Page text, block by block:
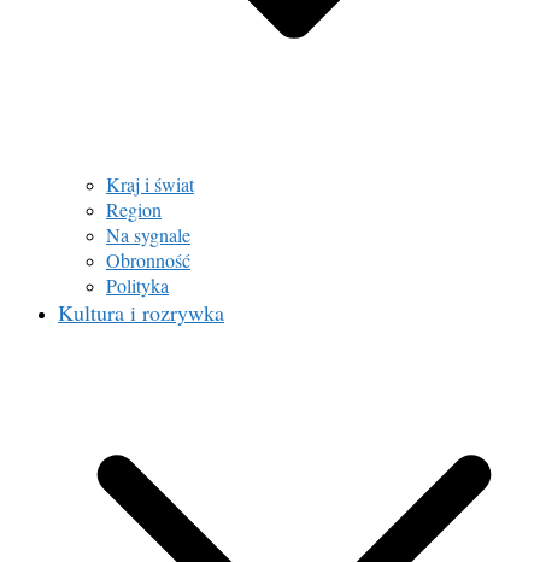
Kraj i świat
Region
Na sygnale
Obronność
Polityka
Kultura i rozrywka